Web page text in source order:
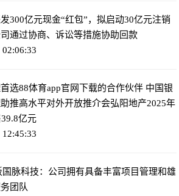
300亿元现金“红包”，拟启动30亿元注销
通过协商、诉讼等措施协助回款
02:06:33
选88体育app官网下载的合作伙伴 中国银
推高水平对外开放推介会弘阳地产2025年
亿元
12:45:33
国脉科技：公司拥有具备丰富项目管理和雄
团队